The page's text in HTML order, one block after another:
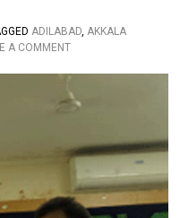
ADILABAD, AKKALA
A COMMENTO
గొం
డి
మి
ష
ల